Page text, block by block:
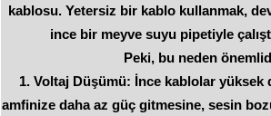
kablosu. Yetersiz bir kablo kullanmak,
ince bir meyve suyu pipetiyle
Peki, bu neden
Voltaj Düşümü: İnce kablolar yüksek
amfinize daha az güç gitmesine, sesin